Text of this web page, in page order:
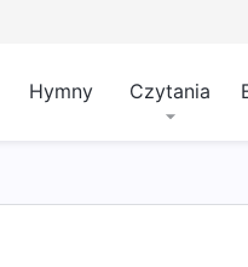
Hymny Czytania